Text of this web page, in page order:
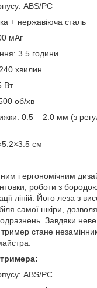
ABS/PC
+ нержавіюча сталь
мАг
3.5 години
хвилин
Вт
об/хв
0.5 – 2.0 мм (з
см
і ергономічним
роботи з
ліній. Його леза з
самої шкіри,
Завдяки
стане
ABS/PC